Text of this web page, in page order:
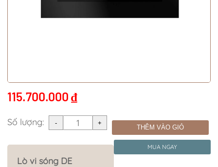
115.700.000 ₫
Số lượng: THÊM VÀO GIỎ
MUA NGAY
Lò vi sóng DE